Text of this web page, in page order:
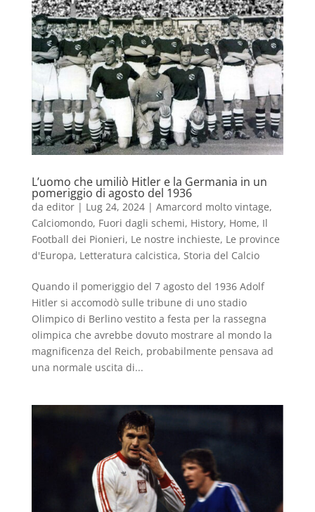
L’uomo che umiliò Hitler e la Germania in un
pomeriggio di agosto del 1936
da editor| Lug 24, 2024| Amarcord molto vintage,
Calciomondo, Fuori dagli schemi, History, Home, Il
Football dei Pionieri, Le nostre inchieste, Le province
d'Europa, Letteratura calcistica, Storia del Calcio
Quando il pomeriggio del 7 agosto del 1936 Adolf
Hitler si accomodò sulle tribune di uno stadio
Olimpico di Berlino vestito a festa per la rassegna
olimpica che avrebbe dovuto mostrare al mondo la
magnificenza del Reich, probabilmente pensava ad
una normale uscita di...